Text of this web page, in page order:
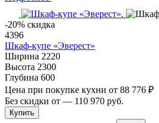
-20% скидка
4396
Шкаф-купе «Эверест»
Ширина 2220
Высота 2300
Глубина 600
Цена при покупке кухни от 88 776 ₽
Без скидки от — 110 970 руб.
Купить